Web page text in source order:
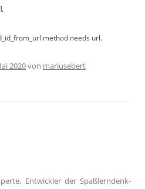
method needs url.
2020von mariusebert
Entwickler der Spaßlerndenk-